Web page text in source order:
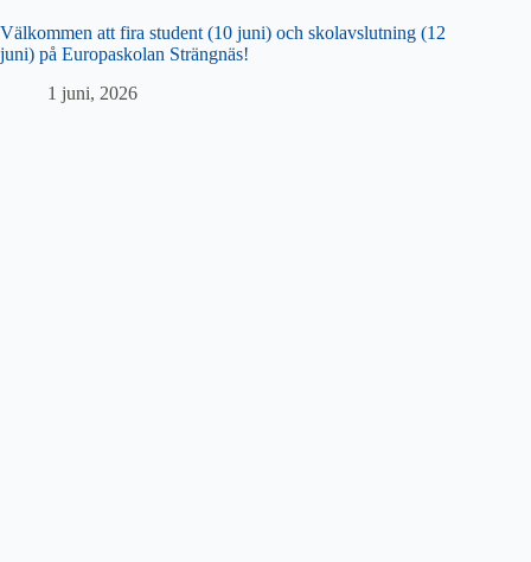
Välkommen att fira student (10 juni) och skolavslutning (12
juni) på Europaskolan Strängnäs!
1 juni, 2026